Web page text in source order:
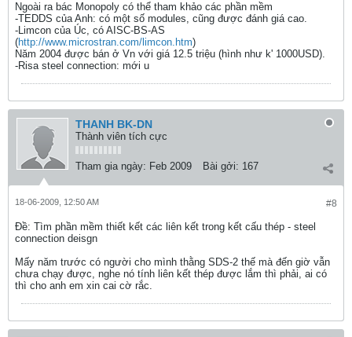
Ngoài ra bác Monopoly có thể tham khảo các phần mềm
-TEDDS của Anh: có một số modules, cũng được đánh giá cao.
-Limcon của Úc, có AISC-BS-AS
(http://www.microstran.com/limcon.htm)
Năm 2004 được bán ở Vn với giá 12.5 triệu (hình như k' 1000USD).
-Risa steel connection: mới u
THANH BK-DN
Thành viên tích cực
Tham gia ngày: Feb 2009 Bài gởi: 167
#8
18-06-2009, 12:50 AM
Ðề: Tìm phần mềm thiết kết các liên kết trong kết cấu thép - steel
connection deisgn
Mấy năm trước có người cho mình thằng SDS-2 thế mà đến giờ vẫn
chưa chạy được, nghe nó tính liên kết thép được lắm thì phải, ai có
thì cho anh em xin cai cờ rắc.